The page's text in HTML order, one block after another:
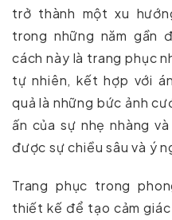
trở thành một xu
trong những năm gần
cách này là trang phục
tự nhiên, kết hợp với
quả là những bức ảnh
ấn của sự nhẹ nhàng
được sự chiều sâu và ý
Trang phục trong
thiết kế để tạo cảm